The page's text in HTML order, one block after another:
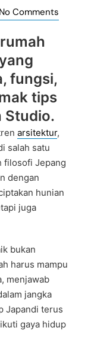
No Comments
fungsi,
tips
Studio.
arsitektur,
salah satu
filosofi Jepang
dengan
hunian
juga
bukan
harus mampu
menjawab
jangka
Japandi terus
gaya hidup